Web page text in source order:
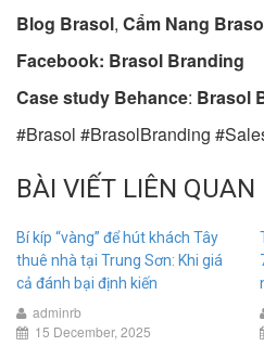
Blog Brasol, Cẩm Nang
Facebook: Brasol Branding
Case study Behance: Brasol
#Brasol #BrasolBranding
BÀI VIẾT LIÊN QUAN
Bí kíp “vàng” để hút khách Tây
thuê nhà tại Trung Sơn: Khi giá
cả đánh bại định kiến
adminrb
15 December, 2025